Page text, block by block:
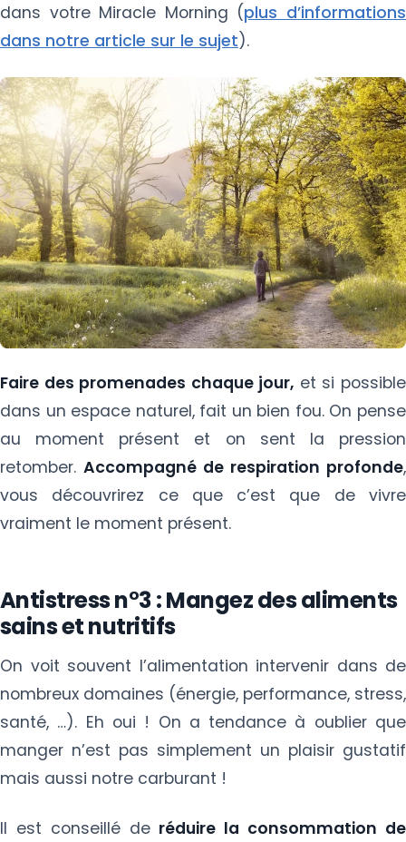
dans votre Miracle Morning (plus d’informations
dans notre article sur le sujet).
Faire des promenades chaque jour, et si possible
dans un espace naturel, fait un bien fou. On pense
au moment présent et on sent la pression
retomber. Accompagné de respiration profonde,
vous découvrirez ce que c’est que de vivre
vraiment le moment présent.
Antistress n°3 : Mangez des aliments
sains et nutritifs
On voit souvent l’alimentation intervenir dans de
nombreux domaines (énergie, performance, stress,
santé, …). Eh oui ! On a tendance à oublier que
manger n’est pas simplement un plaisir gustatif
mais aussi notre carburant !
Il est conseillé de réduire la consommation de